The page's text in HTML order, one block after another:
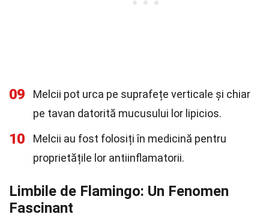
09
Melcii pot urca pe suprafețe verticale și chiar
pe tavan datorită mucusului lor lipicios.
10
Melcii au fost folosiți în medicină pentru
proprietățile lor antiinflamatorii.
Limbile de Flamingo: Un Fenomen
Fascinant